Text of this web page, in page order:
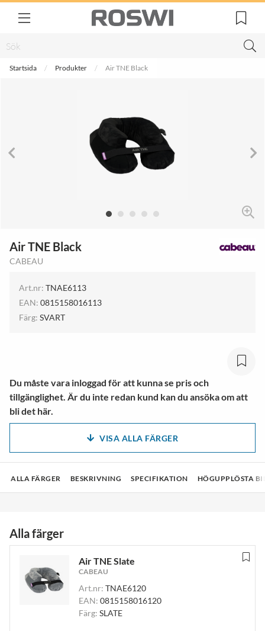
Startsida Produkter Air TNE Black
Air TNE Black
CABEAU
Art.nr: TNAE6113
EAN: 0815158016113
Färg: SVART
Du måste vara inloggad för att kunna se pris och
tillgänglighet. Är du inte redan kund kan du ansöka om att
bli det här.
VISA ALLA FÄRGER
ALLA FÄRGER BESKRIVNING SPECIFIKATION HÖGUPPLÖSTA
Alla färger
Air TNE Slate
CABEAU
Art.nr: TNAE6120
EAN: 0815158016120
Färg: SLATE